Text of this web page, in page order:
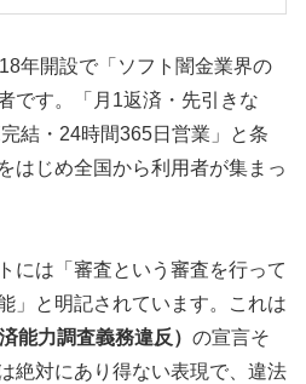
年開設で「ソフト闇金業界の
です。「月1返済・先引きな
結・24時間365日営業」と条
はじめ全国から利用者が集まっ
には「審査という審査を行って
」と明記されています。これは
能力調査義務違反） の宣言そ
絶対にあり得ない表現で、違法